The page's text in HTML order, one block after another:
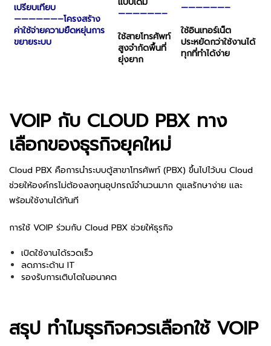
เปรียบเทียบ
——————–โครงสร้าง
ค่าใช้จ่ายความยืดหยุ่นการ
ขยายระบบ
——————–
ใช้สายโทรศัพท์
สูงจำกัดพื้นที่
ยุ่งยาก
——————–
ใช้อินเทอร์เน็ต
ประหยัดกว่าใช้งานได้
ทุกที่ทำได้ง่าย
VOIP กับ CLOUD PBX ทาง
เลือกของธุรกิจยุคใหม่
Cloud PBX คือการนำระบบตู้สาขาโทรศัพท์ (PBX) ขึ้นไปไว้บน Cloud
ช่วยให้องค์กรไม่ต้องลงทุนอุปกรณ์จำนวนมาก ดูแลรักษาง่าย และ
พร้อมใช้งานได้ทันที
การใช้ VOIP ร่วมกับ Cloud PBX ช่วยให้ธุรกิจ
เปิดใช้งานได้รวดเร็ว
ลดภาระด้าน IT
รองรับการเติบโตในอนาคต
สรุป ทำไมธุรกิจควรเลือกใช้ VOIP